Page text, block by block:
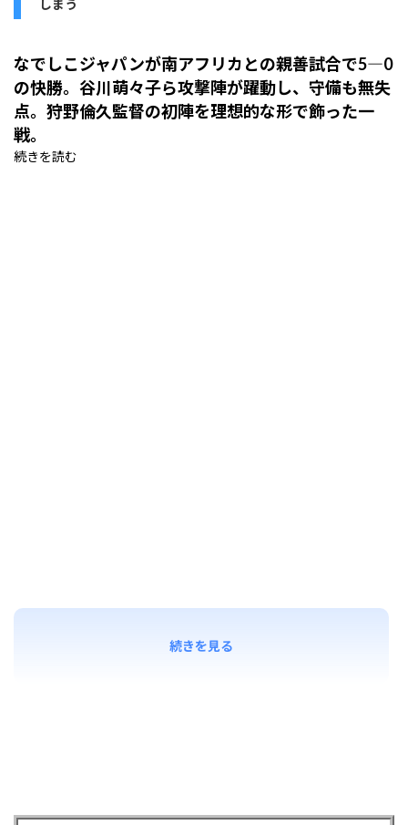
しまう
なでしこジャパンが南アフリカとの親善試合で5―0
の快勝。谷川萌々子ら攻撃陣が躍動し、守備も無失
点。狩野倫久監督の初陣を理想的な形で飾った一
戦。
続きを読む
続きを見る